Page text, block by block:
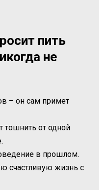
пить
не
– он сам примет
тошнить от одной
в прошлом.
счастливую жизнь с